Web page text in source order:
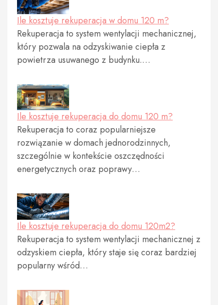
Ile kosztuje rekuperacja w domu 120 m?
Rekuperacja to system wentylacji mechanicznej,
który pozwala na odzyskiwanie ciepła z
powietrza usuwanego z budynku.…
Ile kosztuje rekuperacja do domu 120 m?
Rekuperacja to coraz popularniejsze
rozwiązanie w domach jednorodzinnych,
szczególnie w kontekście oszczędności
energetycznych oraz poprawy…
Ile kosztuje rekuperacja do domu 120m2?
Rekuperacja to system wentylacji mechanicznej z
odzyskiem ciepła, który staje się coraz bardziej
popularny wśród…